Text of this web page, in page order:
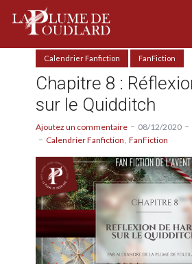
Calendrier Fanfiction FanFiction
Chapitre 8 :
sur le Quidditch
Ajoutez un commentaire 08/12/2020
Calendrier Fanfiction FanFiction